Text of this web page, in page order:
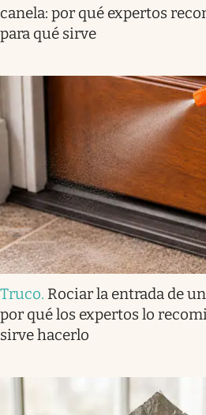
canela: por qué expertos
para qué sirve
Truco. Rociar la entrada de
por qué los expertos lo
sirve hacerlo